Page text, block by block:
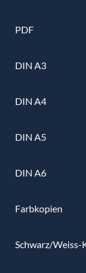
PDF
DIN A3
DIN A4
DIN A5
DIN A6
Farbkopien
Schwarz/Weiss-